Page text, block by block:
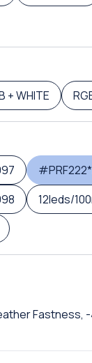
+ WHITE
12leds/
Fastness,